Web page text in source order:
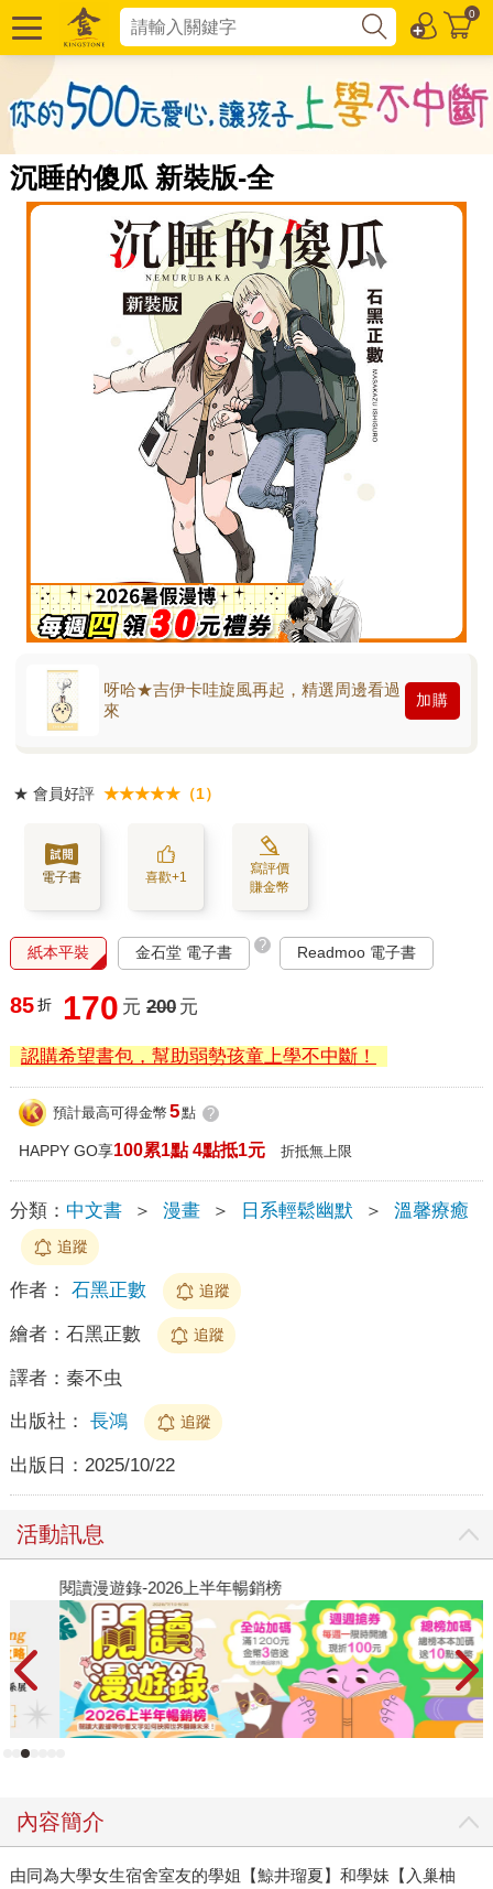
0
沉睡的傻瓜 新裝版-全
呀哈★吉伊卡哇旋風再起，精選周邊看過
來
加購
★ 會員好評 ★★★★★（1）
電子書 喜歡+1
寫評價
賺金幣
紙本平裝 金石堂 電子書 ? Readmoo 電子書
85 折 170 元 200 元
認購希望書包，幫助弱勢孩童上學不中斷！
預計最高可得金幣 5點 ?
HAPPY GO享100累1點 4點抵1元 折抵無上限
分類： 中文書 ＞ 漫畫 ＞ 日系輕鬆幽默 ＞ 溫馨療癒
追蹤
作者： 石黑正數 追蹤
繪者： 石黑正數 追蹤
譯者： 秦不虫
出版社： 長鴻 追蹤
出版日： 2025/10/22
活動訊息
閱讀漫遊錄-2026上半年暢銷榜
內容簡介
由同為大學女生宿舍室友的學姐【鯨井瑠夏】和學妹【入巢柚